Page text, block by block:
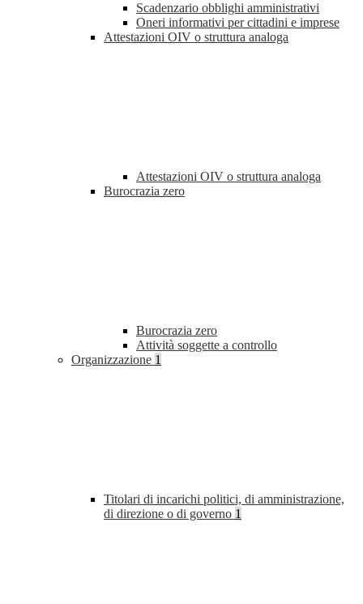
Scadenzario obblighi amministrativi
Oneri informativi per cittadini e imprese
Attestazioni OIV o struttura analoga
Attestazioni OIV o struttura analoga
Burocrazia zero
Burocrazia zero
Attività soggette a controllo
Organizzazione 1
Titolari di incarichi politici, di amministrazione,
di direzione o di governo 1